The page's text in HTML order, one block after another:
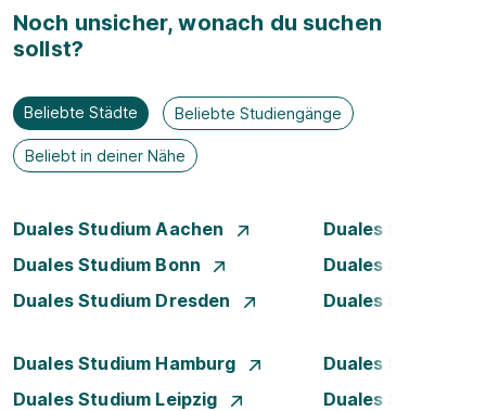
Noch unsicher, wonach du suchen
sollst?
Beliebte Städte Beliebte Studiengänge
Beliebt in deiner Nähe
Duales Studium Aachen
Duales Studium
Duales Studium Bonn
Duales Studium
Duales Studium Dresden
Duales Studium
Duales Studium Hamburg
Duales Studium
Duales Studium Leipzig
Duales Studium